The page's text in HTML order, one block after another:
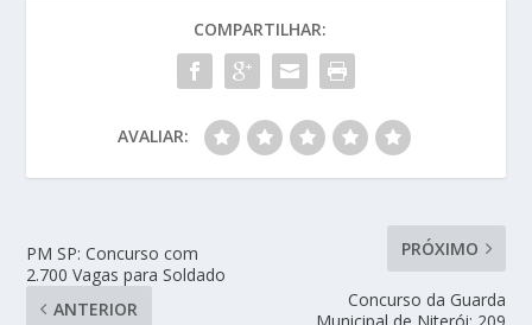
COMPARTILHAR:
AVALIAR:
PM SP: Concurso com
2.700 Vagas para Soldado
ANTERIOR
PRÓXIMO
Concurso da Guarda